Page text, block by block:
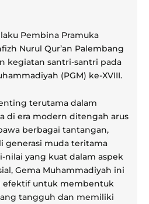
Pembina Pramuka
Nurul Qur’an Palembang
kegiatan santri-santri pada
(PGM) ke-XVIII.
terutama dalam
di era modern ditengah arus
berbagai tantangan,
generasi muda teritama
nilai yang kuat dalam aspek
Gema Muhammadiyah ini
efektif untuk membentuk
tangguh dan memiliki